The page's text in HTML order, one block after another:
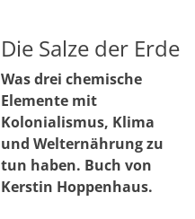
Die Salze der Erde
Was drei chemische
Elemente mit
Kolonialismus, Klima
und Welternährung zu
tun haben. Buch von
Kerstin Hoppenhaus.